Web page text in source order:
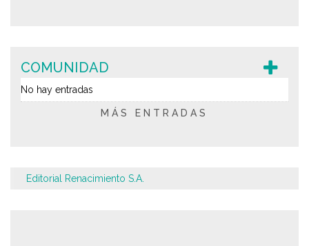
COMUNIDAD
No hay entradas
MÁS ENTRADAS
Editorial Renacimiento S.A.